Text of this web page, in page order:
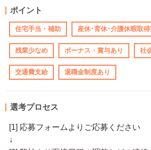
ポイント
住宅手当・補助 産休･育休･介護休暇取得
残業少なめ ボーナス・賞与あり 社
交通費支給 退職金制度あり
選考プロセス
[1] 応募フォームよりご応募ください
↓